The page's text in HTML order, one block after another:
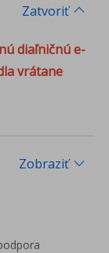
Zatvoriť
diaľničnú e-
vrátane
Zobraziť